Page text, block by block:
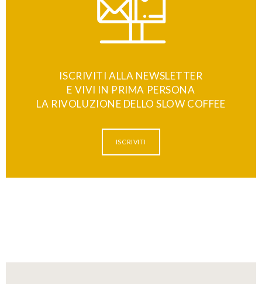
ISCRIVITI ALLA NEWSLETTER
E VIVI IN PRIMA PERSONA
LA RIVOLUZIONE DELLO SLOW COFFEE
ISCRIVITI